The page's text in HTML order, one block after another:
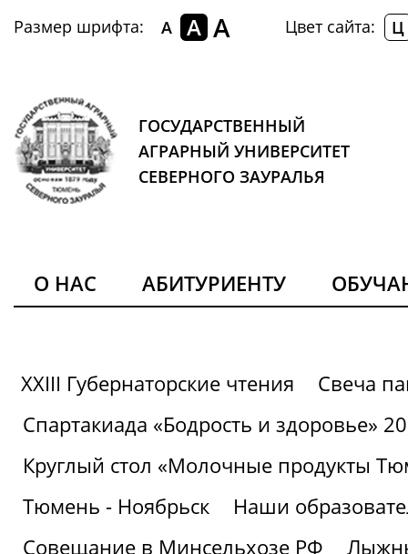
Размер шрифта: A A A Цвет сайта: Ц
ГОСУДАРСТВЕННЫЙ
АГРАРНЫЙ УНИВЕРСИТЕТ
СЕВЕРНОГО ЗАУРАЛЬЯ
О НАС АБИТУРИЕНТУ
XXIII Губернаторские чтения
Свеча
Спартакиада «Бодрость и здоровье»
Круглый стол «Молочные продукты
Тюмень - Ноябрьск
Наши
Совещание в Минсельхозе РФ